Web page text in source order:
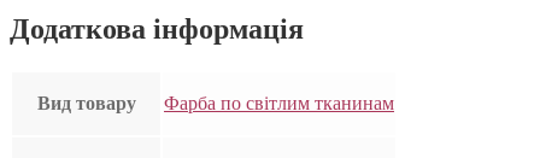
Додаткова інформація
Вид товару Фарба по світлим тканинам